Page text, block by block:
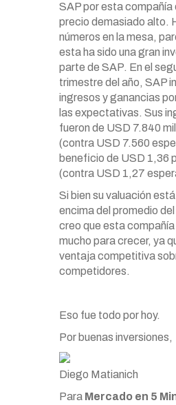
SAP por esta compañía
precio demasiado alto.
números en la mesa,
esta ha sido una gran
parte de SAP. En el
trimestre del año, SAP
ingresos y ganancias
las expectativas. Sus
fueron de USD 7.840
(contra USD 7.560
beneficio de USD 1,36
(contra USD 1,27
Si bien su valuación
encima del promedio
creo que esta
mucho para crecer, ya
ventaja competitiva
competidores.
Eso fue todo por hoy.
Por buenas inversiones,
Diego Matianich
Para Mercado en 5